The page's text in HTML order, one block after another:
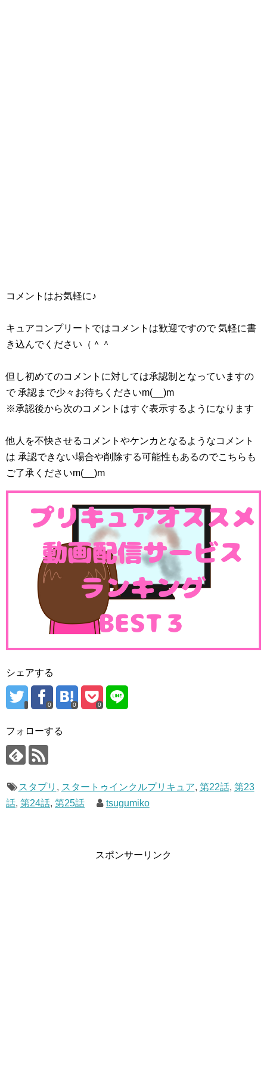
家族写真でも姿が見えなかったひかるのお父さん、職業す
場のようですね。
もしかして、ひかるの口癖「きらやば～☆」はお父さんゆ
ずりなのかもしれませんね。
ですが、まどかのお父さんのようにごまかす必要性を感じ
ませんね。
第22話感想記事更新しました！
スタートゥインクルプリキュア(スタプリ)第22話感想ネタバ
レ大塚明夫はひかるの父役!キラやば～が渋すぎる!!
7月14日 第23話「フワがいっぱい！？フワ☆
パニック！」
りませんが…
もしプリキュアメンバーだとしたら、仲間になったばかり
でまだ距離感を感じていそうなユニですね。
そんな暑い季節に、雪なんかあるわけありませんよね。
されたような新しい星に行くのでしょうか？
演奏会をするのは誰なのでしょう？
てくれたら嬉しいですね。
スタートゥインクルプリキュア(スタプリ)第24
話感想ネタバレ イルマを笑わせる大作戦!!
毎週恒例のプリキュア視聴感想です(・∀・)今週のスタプリ
はなんとフワが大増殖(ﾟдﾟ)！そのせいかネットではドラえ
もんのバイバインを思い出し...
xn--cckva9j7bxa7441dgtm.com
7月28日 第25話「満点の星まつり☆ユニの思
い出」
コメントはお気軽に♪
キュアコンプリートではコメントは歓迎ですので 気軽に書
き込んでください（＾＾
但し初めてのコメントに対しては承認制となっていますの
で 承認まで少々お待ちくださいm(__)m
※承認後から次のコメントはすぐ表示するようになります
他人を不快させるコメントやケンカとなるようなコメント
は 承認できない場合や削除する可能性もあるのでこちらも
ご了承くださいm(__)m
シェアする
0 0 0
フォローする
スタプリ , スタートゥインクルプリキュア, 第22話, 第23
話, 第24話, 第25話 tsugumiko
スポンサーリンク